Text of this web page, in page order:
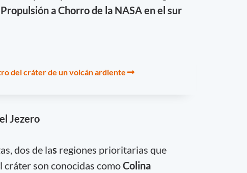
a Chorro de la NASA en el sur
del cráter de un volcán ardiente
Jezero
dos de las regiones prioritarias que
cráter son conocidas comoColina